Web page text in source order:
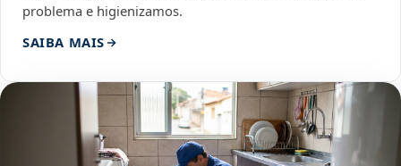
problema e higienizamos.
SAIBA MAIS